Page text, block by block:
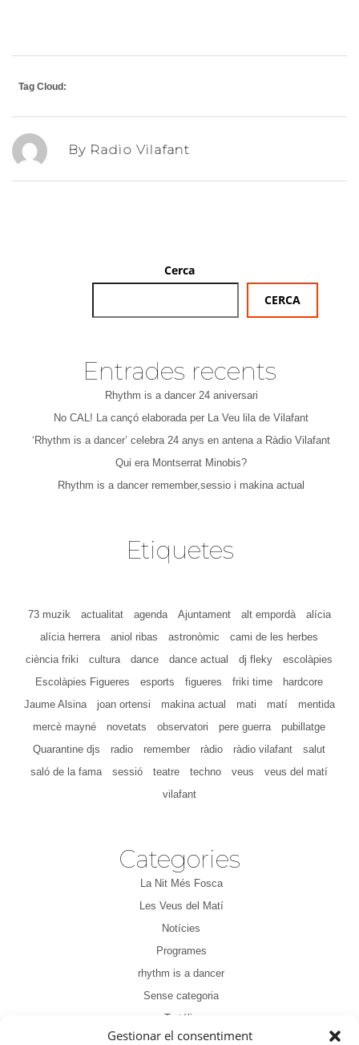
Gestionar el consentiment
Tag Cloud:
By Radio Vilafant
Cerca
CERCA
Entrades recents
Rhythm is a dancer 24 aniversari
No CAL! La cançó elaborada per La Veu lila de Vilafant
‘Rhythm is a dancer’ celebra 24 anys en antena a Ràdio Vilafant
Qui era Montserrat Minobis?
Rhythm is a dancer remember,sessio i makina actual
Etiquetes
73 muzik actualitat agenda Ajuntament alt empordà
alícia
alícia herrera
aniol ribas astronòmic
cami de les herbes
ciència friki
cultura dance dance actual dj fleky
escolàpies
Escolàpies Figueres
esports figueres friki time
hardcore
Jaume Alsina
joan ortensi makina actual mati matí
mentida
mercè mayné
novetats observatori pere guerra
pubillatge
Quarantine djs
radio remember ràdio ràdio vilafant
salut
saló de la fama
sessió teatre techno veus
veus del matí
vilafant
Categories
La Nit Més Fosca
Les Veus del Matí
Notícies
Programes
rhythm is a dancer
Sense categoria
Tertúlia